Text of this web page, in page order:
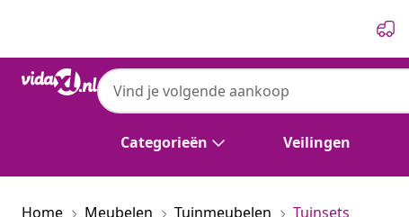
Categorieën Veilingen
Home Meubelen Tuinmeubelen Tuinsets